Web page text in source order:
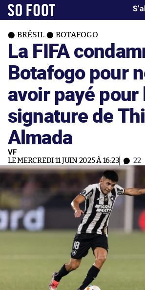
BRÉSIL BOTAFOGO
La FIFA
Botafogo pour
avoir payé pour
signature de
Almada
VF
LE MERCREDI 11 JUIN 2025 À 16:23 22